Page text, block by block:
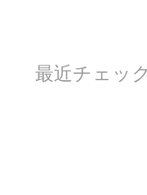
最近チェッ